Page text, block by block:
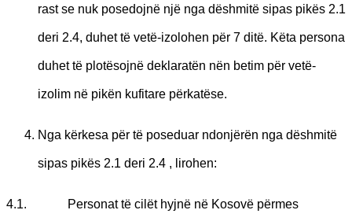
rast se nuk posedojnë një nga dëshmitë sipas pikës 2.1
deri 2.4, duhet të vetë-izolohen për 7 ditë. Këta persona
duhet të plotësojnë deklaratën nën betim për vetë-
izolim në pikën kufitare përkatëse.
Nga kërkesa për të poseduar ndonjërën nga dëshmitë
sipas pikës 2.1 deri 2.4 , lirohen:
4.1. Personat të cilët hyjnë në Kosovë përmes